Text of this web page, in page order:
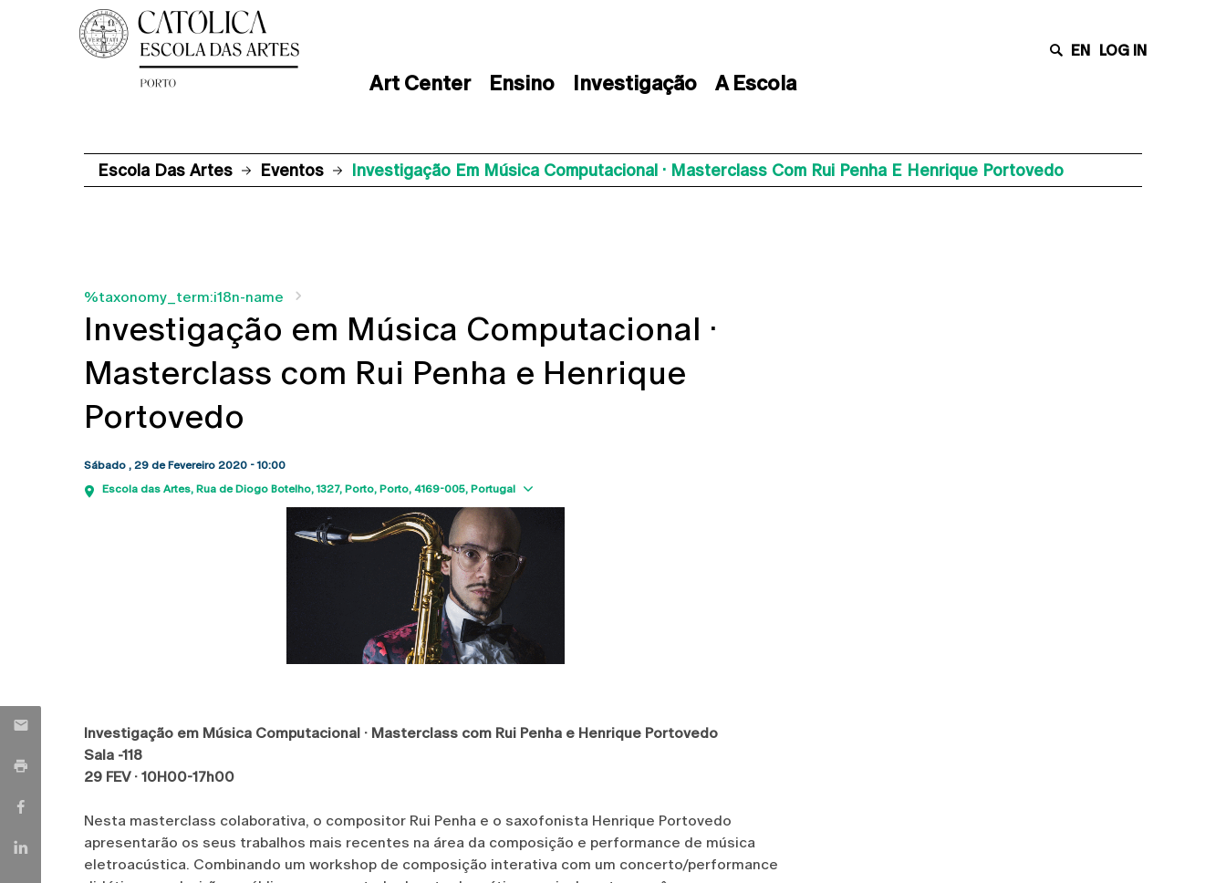
Art Center Ensino Investigação A Escola
EN LOG IN
Escola Das Artes Eventos Investigação Em Música Computacional · Masterclass Com Rui Penha E Henrique Portovedo
%taxonomy_term:i18n-name
Investigação em Música Computacional ·
Masterclass com Rui Penha e Henrique
Portovedo
Sábado , 29 de Fevereiro 2020 - 10:00
Escola das Artes Rua de Diogo Botelho, 1327 Porto Porto 4169-005 Portugal
Investigação em Música Computacional · Masterclass com Rui Penha e Henrique Portovedo
Sala -118
29 FEV · 10H00-17h00
Nesta masterclass colaborativa, o compositor Rui Penha e o saxofonista Henrique Portovedo
apresentarão os seus trabalhos mais recentes na área da composição e performance de música
eletroacústica. Combinando um workshop de composição interativa com um concerto/performance